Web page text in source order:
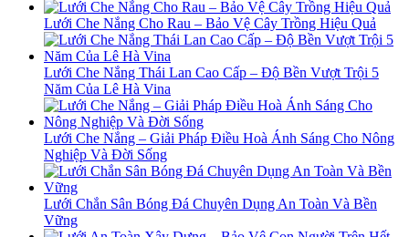
Lưới Che Nắng Cho Rau – Bảo Vệ Cây Trồng Hiệu Quả
Lưới Che Nắng Thái Lan Cao Cấp – Độ Bền Vượt Trội 5
Năm Của Lê Hà Vina
Lưới Che Nắng – Giải Pháp Điều Hoà Ánh Sáng Cho Nông
Nghiệp Và Đời Sống
Lưới Chắn Sân Bóng Đá Chuyên Dụng An Toàn Và Bền
Vững